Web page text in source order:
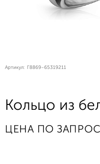
Артикул: Г8869-65319211
Кольцо из
ЦЕНА ПО